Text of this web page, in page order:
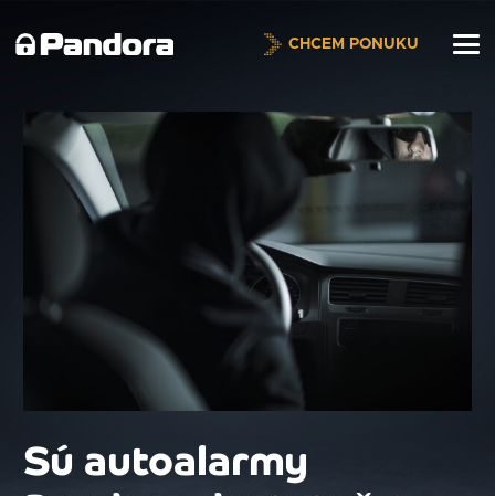
CHCEM PONUKU
Sú autoalarmy